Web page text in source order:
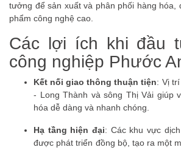
tưởng để sản xuất và phân phối hàng hóa,
phẩm công nghệ cao.
Các lợi ích khi đầu
công nghiệp Phước
Kết nối giao thông thuận tiện: Vị
- Long Thành và sông Thị Vải giúp
hóa dễ dàng và nhanh chóng.
Hạ tầng hiện đại: Các khu vực
được phát triển đồng bộ, tạo ra một